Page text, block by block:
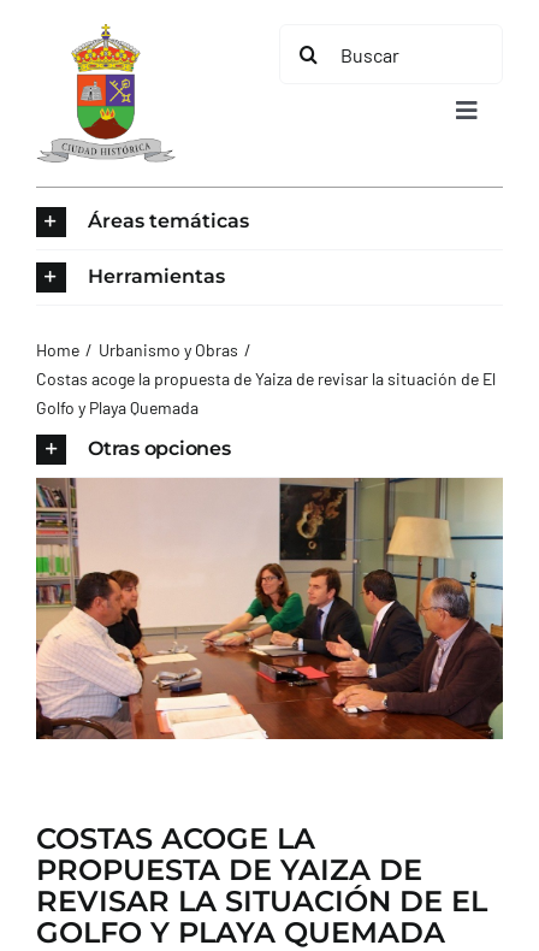
contenido
Buscar:
Toggle
AYUNTAMIENTO
TURISMO
CONTACTO
Áreas temáticas
Herramientas
Home
Urbanismo y Obras
Costas acoge la propuesta de Yaiza de revisar la situación de El
Golfo y Playa Quemada
Otras opciones
COSTAS ACOGE LA
PROPUESTA DE YAIZA DE
REVISAR LA SITUACIÓN DE EL
GOLFO Y PLAYA QUEMADA